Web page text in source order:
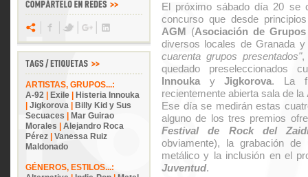
ARTISTAS, GRUPOS...:
A-92
Exile
Histeria Innouka
Jigkorova
Billy Kid y Sus
Secuaces
Mar Guirao
Morales
Alejandro Roca
Pérez
Vanessa Ruiz
Maldonado
GÉNEROS, ESTILOS...:
El próximo sábado día 20 se
concurso que desde
AGM (Asociación de
diversos locales de Granada
cuarenta grupos presentados",
quedado preseleccionados
Innouka yJigkorova. La
recientemente abierta sala de la
Ese día se medirán estas
alguno de los tres premios
Festival de Rock del
obviamente), la grabación
metálico y la inclusión en el
Juventud.